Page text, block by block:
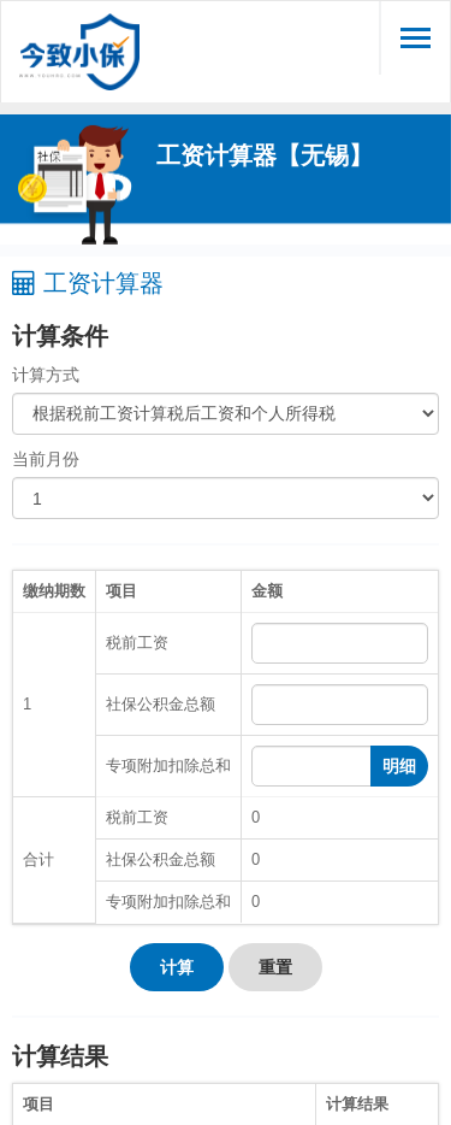
工资计算器【无锡】
工资计算器
计算条件
计算方式
当前月份
缴纳期数 项目 金额
1
税前工资
社保公积金总额
专项附加扣除总和 明细
合计
税前工资 0
社保公积金总额 0
专项附加扣除总和 0
计算 重置
计算结果
项目 计算结果